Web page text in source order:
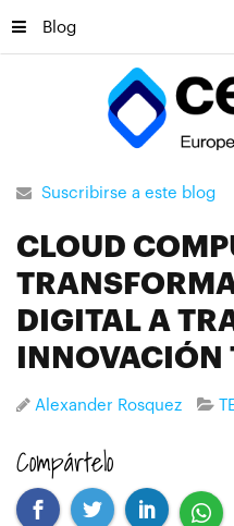
Blog
Suscribirse a este blog
CLOUD
DIGITAL A
Alexander Rosquez
Compártelo